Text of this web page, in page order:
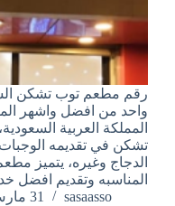
رقم مطعم توب تشكن
واحد من افضل واشهر
المملكة العربية
تشكن في تقديمه
الدجاج وغيره، يتميز
المناسبه وتقديم افضل
sasaasso
31 مارس، 2026